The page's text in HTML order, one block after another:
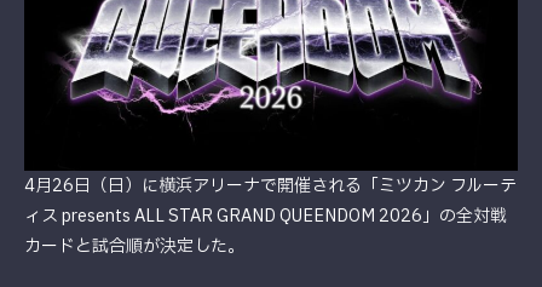
4月26日（日）に横浜アリーナで開催される「ミツカン フルーテ
ィス presents ALL STAR GRAND QUEENDOM 2026」の全対戦
カードと試合順が決定した。